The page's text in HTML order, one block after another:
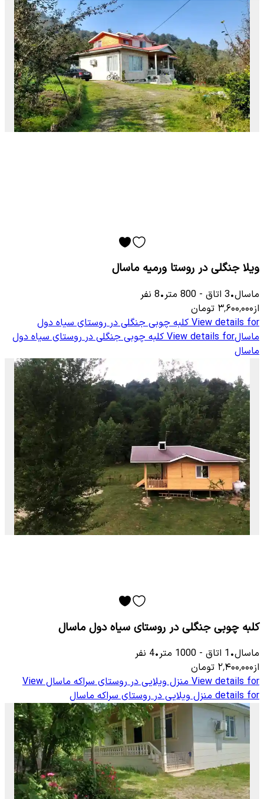
ویلا جنگلی در روستا ورمیه ماسال
ماسال•
3 اتاق -
800 متر•
8 نفر
از۳٬۶۰۰٬۰۰۰ تومان
View details for کلبه چوبی جنگلی در روستای سیاه دول
ماسالView details for کلبه چوبی جنگلی در روستای سیاه دول
ماسال
کلبه چوبی جنگلی در روستای سیاه دول ماسال
ماسال•
1 اتاق -
1000 متر•
4 نفر
از۲٬۴۰۰٬۰۰۰ تومان
View details for منزل ویلایی در روستای سراکه ماسالView
details for منزل ویلایی در روستای سراکه ماسال